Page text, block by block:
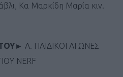
Μαρία κιν.
Α. ΠΑΙΔΙΚΟΙ ΑΓΩΝΕΣ
NERF